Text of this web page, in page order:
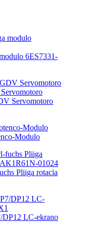
6ES7331-
Servomotoro
Modulo
Pliiga rotacia
DP12 LC-ekrano